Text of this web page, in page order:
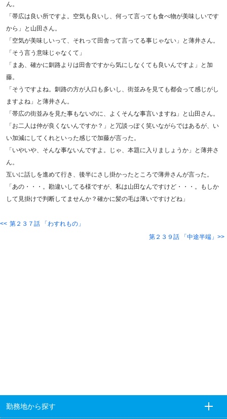
ん。
「帯広は良い所ですよ。空気も良いし、何って言っても食べ物が美味しいです
から」と山田さん。
「空気が美味しいって、それって田舎って言ってる事じゃない」と薄井さん。
「そう言う意味じゃなくて」
「まあ、確かに釧路よりは田舎ですから気にしなくても良いんですよ」と加
藤。
「そうですよね。釧路の方が人口も多いし、街並みを見ても都会って感じがし
ますよね」と薄井さん。
「帯広の街並みを見た事もないのに、よくそんな事言いますね」と山田さん。
「お二人は仲が良くないんですか？」と冗談っぽく笑いながらではあるが、い
い加減にしてくれといった感じで加藤が言った。
「いやいや、そんな事ないんですよ。じゃ、本題に入りましょうか」と薄井さ
ん。
互いに話しを進めて行き、後半にさし掛かったところで薄井さんが言った。
「あの・・・。勘違いしてる様ですが、私は山田なんですけど・・・。もしか
して見掛けで判断してませんか？確かに髪の毛は薄いですけどね」
第２３７話 「わすれもの」
第２３９話 「中途半端」
勤務地から探す